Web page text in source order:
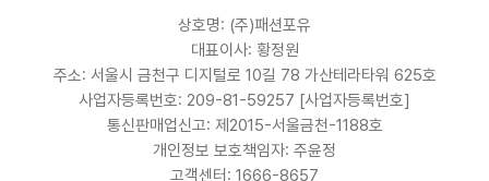
상호명: (주)패션포유
대표이사: 황정원
주소: 서울시 금천구 디지털로 10길 78 가산테라타워 625호
사업자등록번호: 209-81-59257 [사업자등록번호]
통신판매업신고: 제2015-서울금천-1188호
개인정보 보호책임자: 주윤정
고객센터: 1666-8657